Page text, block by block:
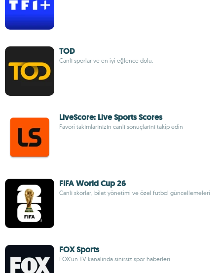
TOD
Canlı sporlar ve en iyi eğlence dolu.
LiveScore: Live Sports Scores
Favori takımlarınızın canlı sonuçlarını takip edin
FIFA World Cup 26
Canlı skorlar, bilet yönetimi ve özel futbol güncellemeleri
FOX Sports
FOX'un TV kanalında sınırsız spor haberleri